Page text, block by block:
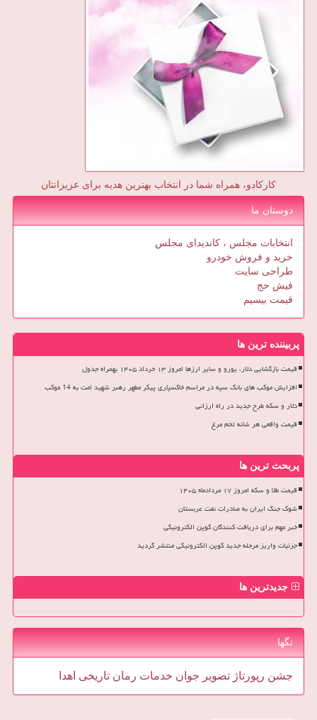
کارکادو، همراه شما در انتخاب بهترین هدیه برای عزیزانتان
دوستان ما
انتخابات مجلس ، کاندیدای مجلس
خرید و فروش خودرو
طراحی سایت
فیش حج
قیمت بیسیم
پربیننده ترین ها
قیمت بازگشایی دلار، یورو و سایر ارزها امروز ۱۳ خرداد ۱۴۰۵ بهمراه جدول
افزایش موکب های بانک سپه در مراسم خاکسپاری پیکر مطهر رهبر شهید امت به 14 موکب
دلار و سکه طرح جدید در راه ارزانی
قیمت واقعی هر شانه تخم مرغ
پربحث ترین ها
قیمت طلا و سکه امروز ۱۷ مردادماه ۱۴۰۵
شوک جنگ ایران به صادرات نفت عربستان
خبر مهم برای دریافت کنندگان کوپن الکترونیکی
جزئیات واریز مرحله جدید کوپن الکترونیکی منتشر گردید
جدیدترین ها
تگها
جشن رپورتاژ تصویر جوان خدمات رمان تاریخی اهدا